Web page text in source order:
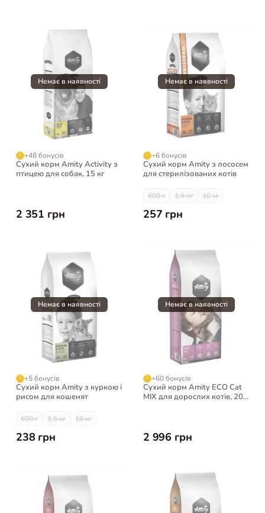
+48 бонусів
Сухий корм Amity Activity з
птицею для собак, 15 кг
2 351 грн
+6 бонусів
Сухий корм Amity з лососем
для стерилізованих котів
600 г 1,5 кг 10 кг
257 грн
+5 бонусів
Сухий корм Amity з куркою і
рисом для кошенят
600 г 1,5 кг 10 кг
238 грн
+60 бонусів
Сухий корм Amity ECO Cat
MIX для дорослих котів, 20
2 996 грн